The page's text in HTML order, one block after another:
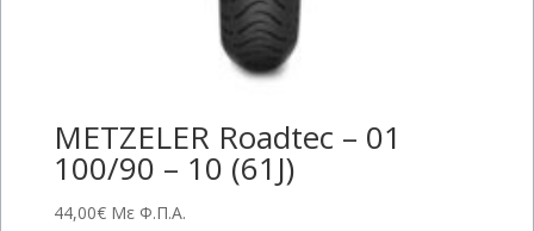
METZELER Roadtec – 01
100/90 – 10 (61J)
44,00€ Με Φ.Π.Α.